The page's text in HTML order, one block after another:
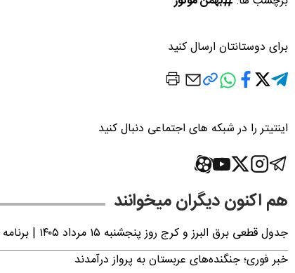
برای دوستانتان ارسال کنید
اینتیتر را در شبکه های اجتماعی دنبال کنید
هم اکنون دیگران میخوانند
جدول قطعی برق البرز و کرج روز پنجشنبه ۱۵ مرداد ۱۴۰۵ | برنامه خاموشی برق کرج اعلام شد
خبر فوری؛ جنگنده‌های عربستان به پرواز درآمدند